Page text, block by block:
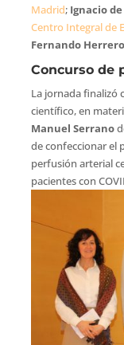
Madrid; Ignacio
Centro Integral de
Fernando
Concurso de
La jornada finalizó
científico, en
Manuel Serrano
de confeccionar el
perfusión arterial
pacientes con